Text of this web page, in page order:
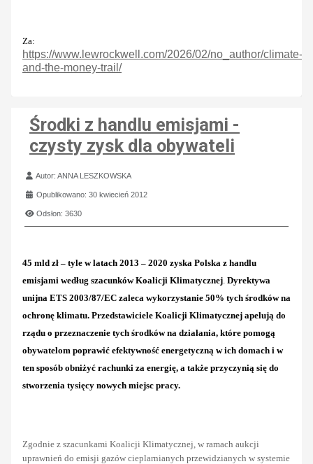
Za:
https://www.lewrockwell.com/2026/02/no_author/climate-
and-the-money-trail/
Środki z handlu emisjami -
czysty zysk dla obywateli
Szczegóły
Autor:ANNA LESZKOWSKA
Opublikowano: 30 kwiecień 2012
Odsłon: 3630
45 mld zł – tyle w latach 2013 – 2020 zyska Polska z handlu
emisjami według szacunków Koalicji Klimatycznej Dyrektywa
unijna ETS 2003/87/EC zaleca wykorzystanie 50% tych środków na
ochronę klimatu. Przedstawiciele Koalicji Klimatycznej apelują do
rządu o przeznaczenie tych środków na działania, które pomogą
obywatelom poprawić efektywność energetyczną w ich domach i w
ten sposób obniżyć rachunki za energię, a także przyczynią się do
stworzenia tysięcy nowych miejsc pracy.
Zgodnie z szacunkami Koalicji Klimatycznej, w ramach aukcji
uprawnień do emisji gazów cieplarnianych przewidzianych w systemie